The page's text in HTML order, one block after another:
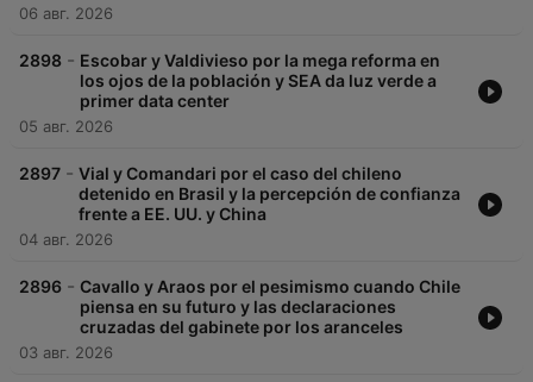
06 авг. 2026
2898 - Escobar y Valdivieso por la mega reforma en
los ojos de la población y SEA da luz verde a
primer data center
05 авг. 2026
2897 - Vial y Comandari por el caso del chileno
detenido en Brasil y la percepción de confianza
frente a EE. UU. y China
04 авг. 2026
2896 - Cavallo y Araos por el pesimismo cuando Chile
piensa en su futuro y las declaraciones
cruzadas del gabinete por los aranceles
03 авг. 2026